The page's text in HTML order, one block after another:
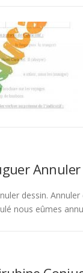
Annuler
dessin.
nous eûmes